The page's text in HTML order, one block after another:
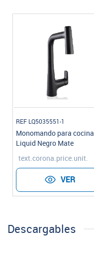
REF LQ5035551-1
Monomando para cocina
Liquid Negro Mate
text.corona.price.unit.
VER
Descargables